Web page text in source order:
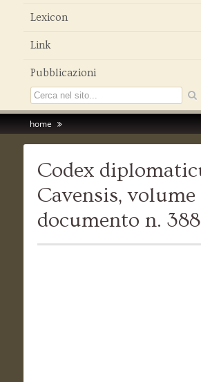
Lexicon
Link
Pubblicazioni
home
Codex
Cavensis, volume
documento n. 388